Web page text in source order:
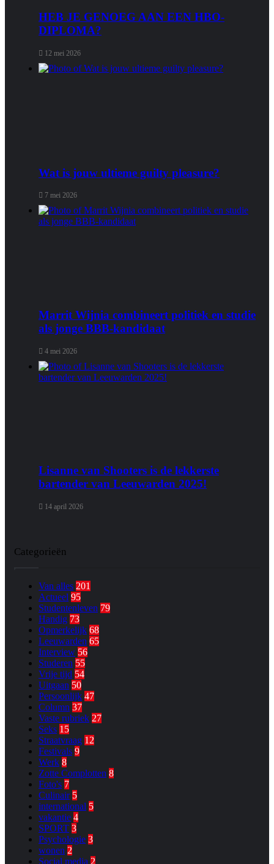
HEB JE GENOEG AAN EEN HBO-
DIPLOMA?
12 mei 2026
Wat is jouw ultieme guilty pleasure?
7 mei 2026
Marrit Wijnia combineert politiek en studie
als jonge BBB‑kandidaat
4 mei 2026
Lisanne van Shooters is de lekkerste
bartender van Leeuwarden 2025!
14 april 2026
Categorieën
Van alles 201
Actueel 95
Studentenleven 79
Handig 73
Opmerkelijk 68
Leeuwarden 65
Interview 56
Studeren 55
Vrije tijd 54
Uitgaan 50
Persoonlijk 47
Column 37
Vaste rubriek 27
Seks 15
Straatvraag 12
Festivals 9
Werk 8
Zotte Complotten 8
Foto's 7
Culinair 5
international 5
vakantie 4
SPORT 3
Psychologie 3
wonen 2
Social media 2